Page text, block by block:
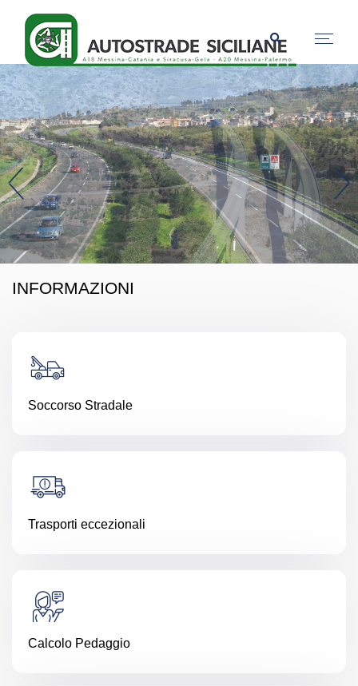
INFORMAZIONI
Soccorso Stradale
Trasporti eccezionali
Calcolo Pedaggio